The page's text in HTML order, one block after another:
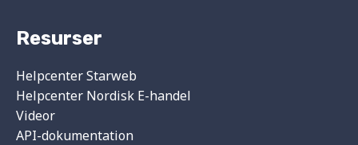
Resurser
Helpcenter Starweb
Helpcenter Nordisk E-handel
Videor
API-dokumentation